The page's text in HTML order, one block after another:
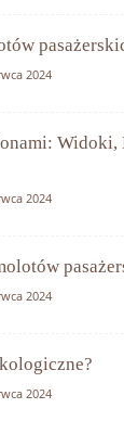
2024
Widoki,
2024
2024
2024